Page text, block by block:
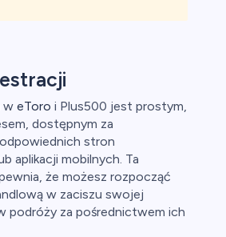
w eToro i Plus500 jest prostym,
dostępnym za
stron
aplikacji mobilnych. Ta
że możesz rozpocząć
w zaciszu swojej
podróży za pośrednictwem ich